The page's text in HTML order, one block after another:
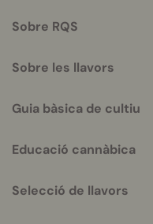
Sobre RQS
Sobre les llavors
Guia bàsica de cultiu
Educació cannàbica
Selecció de llavors